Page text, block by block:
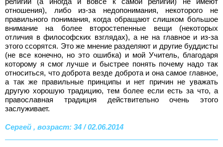
отношения), либо из-за недопонимания, некоторого не
правильного понимания, когда обращают слишком большое
внимание на более второстепенные вещи (некоторых
отличия в философских взглядах), а не на главное и из-за
этого ссорятся. Это же мнение разделяют и другие буддисты
(не все конечно, но это ошибка) и мой Учитель, благодаря
которому я смог лучше и быстрее понять почему надо так
относиться, что доброта везде доброта и она самое главное,
а так же правильные принципы и нет причин не уважать
другую хорошую традицию, тем более если есть за что, а
православная традиция действительно очень этого
заслуживает.
Сергей , возраст: 34 / 02.06.2014